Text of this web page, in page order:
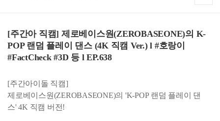
[주간아 직캠] 제로베이스원(ZEROBASEONE)의 K-
POP 랜덤 플레이 댄스 (4K 직캠 Ver.) l #호랑이
#FactCheck #3D 등 l EP.638
[주간아이돌 직캠]
제로베이스원(ZEROBASEONE)의 'K-POP 랜덤 플레이 댄
스' 4K 직캠 버전!